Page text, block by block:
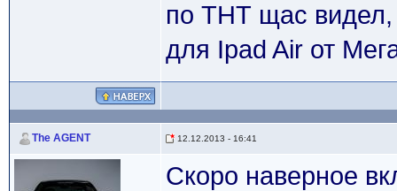
по ТНТ щас видел,
для Ipad Air от
The AGENT 12.12.2013 - 16:41
Скоро наверное